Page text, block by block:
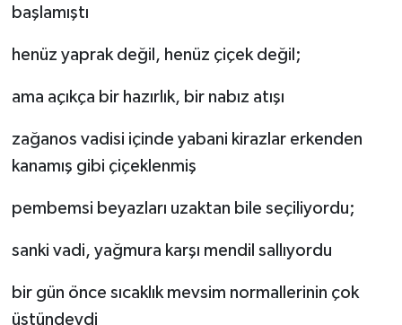
başlamıştı
henüz yaprak değil, henüz çiçek değil;
ama açıkça bir hazırlık, bir nabız atışı
zağanos vadisi içinde yabani kirazlar erkenden
kanamış gibi çiçeklenmiş
pembemsi beyazları uzaktan bile seçiliyordu;
sanki vadi, yağmura karşı mendil sallıyordu
bir gün önce sıcaklık mevsim normallerinin çok
üstündeydi